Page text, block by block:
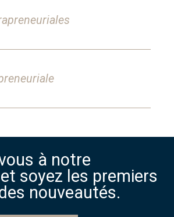
à notre
soyez les premiers
nouveautés.